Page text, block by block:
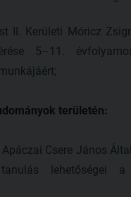
II. Kerületi Móricz
5–11.
területén:
Csere János
lehetőségei a